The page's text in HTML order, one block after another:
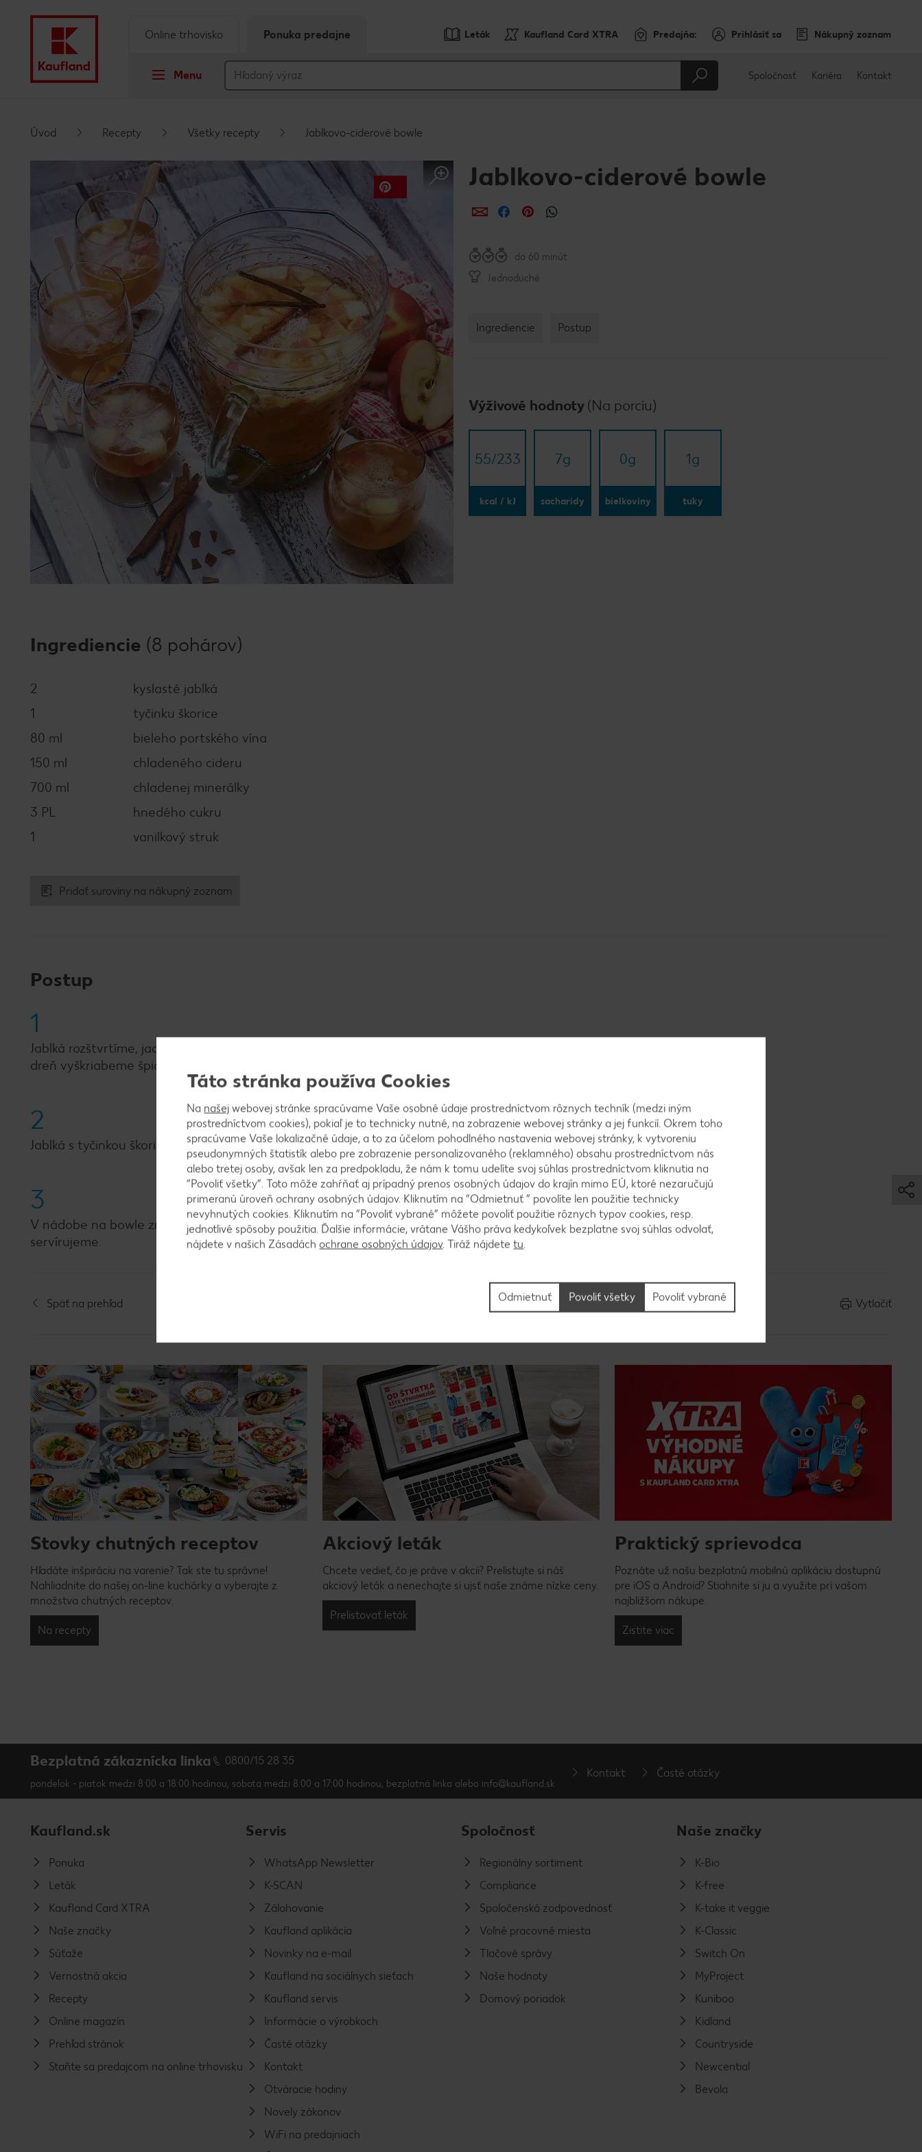
Vyskakovací bočný panel
Leták Kaufland Card XTRA Predajňa: Prihlásiť sa Nákupný zoznam
Menu
Online trhovisko Ponuka predajne
Spoločnosť Kariéra Kontakt
Úvod Recepty Všetky recepty Jablkovo-ciderové bowle
Jablkovo-ciderové bowle
ZdieľaťZdieľaťZdieľať
do 60 minút
Jednoduché
Ingrediencie Postup
Výživové hodnoty (Na porciu)
55/​233
kcal / kJ
7g
sacharidy
0g
bielkoviny
1g
tuky
Ingrediencie (8 pohárov)
2
kyslasté jablká
1
tyčinku škorice
80 ml
bieleho portského vína
150 ml
chladeného cideru
700 ml
chladenej minerálky
3 PL
hnedého cukru
1
vanilkový struk
Pridať suroviny na nákupný zoznam
Postup
1
Jablká rozštvrtíme, jadrovníky odstránime a jablká narežeme na kocky. Vanilkový struk rozpolíme po dĺžke a
dreň vyškriabeme špicatým nožom.
2
Jablká s tyčinkou škorice, vanilkovou dreňou, cukrom a portským dusíme približne 2 až 3 minúty a ochladíme.
3
V nádobe na bowle zmiešame jablká, cider a minerálku so škoricou a vyškriabaným vanilkovým strukom a
servírujeme.
Späť na prehľad Vytlačiť
Stovky chutných receptov
Hľadáte inšpiráciu na varenie? Tak ste tu správne!
Nahliadnite do našej on-line kuchárky a vyberajte z
množstva chutných receptov.
Na recepty
Akciový leták
Chcete vedieť, čo je práve v akcii? Prelistujte si náš
akciový leták a nenechajte si ujsť naše známe nízke ceny.
Prelistovať leták
Praktický sprievodca
Poznáte už našu bezplatnú mobilnú aplikáciu dostupnú
pre iOS a Android? Stiahnite si ju a využite pri vašom
najbližšom nákupe.
Zistite viac
Bezplatná zákaznícka linka 0800/15 28 35
pondelok - piatok medzi 8:00 a 18:00 hodinou, sobota medzi 8:00 a 17:00 hodinou, bezplatná linka alebo info@kaufland.sk
Kontakt Časté otázky
Kaufland.sk
Ponuka
Leták
Kaufland Card XTRA
Naše značky
Súťaže
Vernostná akcia
Recepty
Online magazín
Prehľad stránok
Staňte sa predajcom na online trhovisku
Servis
WhatsApp Newsletter
K-SCAN
Zálohovanie
Kaufland aplikácia
Novinky na e-mail
Kaufland na sociálnych sieťach
Kaufland servis
Informácie o výrobkoch
Časté otázky
Kontakt
Otváracie hodiny
Novely zákonov
WiFi na predajniach
Spoločnosť
Regionálny sortiment
Compliance
Spoločenská zodpovednosť
Voľné pracovné miesta
Tlačové správy
Naše hodnoty
Domový poriadok
Naše značky
K-Bio
K-free
K-take it veggie
K-Classic
Switch On
MyProject
Kuniboo
Kidland
Countryside
Newcential
Bevola
Táto stránka používa Cookies
Na našej webovej stránke spracúvame Vaše osobné údaje prostredníctvom rôznych techník (medzi iným
prostredníctvom cookies), pokiaľ je to technicky nutné, na zobrazenie webovej stránky a jej funkcií. Okrem toho
spracúvame Vaše lokalizačné údaje, a to za účelom pohodlného nastavenia webovej stránky, k vytvoreniu
pseudonymných štatistík alebo pre zobrazenie personalizovaného (reklamného) obsahu prostredníctvom nás
alebo tretej osoby, avšak len za predpokladu, že nám k tomu udelíte svoj súhlas prostredníctvom kliknutia na
“Povoliť všetky”. Toto môže zahŕňať aj prípadný prenos osobných údajov do krajín mimo EÚ, ktoré nezaručujú
primeranú úroveň ochrany osobných údajov. Kliknutím na “Odmietnuť ” povolíte len použitie technicky
nevyhnutých cookies. Kliknutím na “Povoliť vybrané” môžete povoliť použitie rôznych typov cookies, resp.
jednotlivé spôsoby použitia. Ďalšie informácie, vrátane Vášho práva kedykoľvek bezplatne svoj súhlas odvolať,
nájdete v našich Zásadách ochrane osobných údajov. Tiráž nájdetetu.
Povoliť vybrané
Odmietnuť Povoliť všetky